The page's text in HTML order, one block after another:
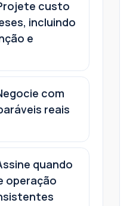
custo
incluindo
e
com
reais
quando
operação